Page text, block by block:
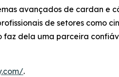
avançados de cardan e
de setores como
dela uma parceira
.